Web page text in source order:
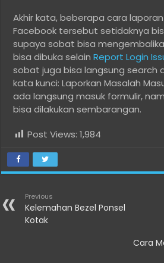
Akhir kata, beberapa cara
Facebook tersebut setidaknya
supaya sobat bisa
bisa dibuka selainReport Login
sobat juga bisa langsung search
kata kunci: Laporkan Masalah
ada langsung masuk formulir,
bisa dilakukan sembarangan.
Post Views: 1,984
Previous
Kelemahan Bezel Ponsel
Kotak
Cara